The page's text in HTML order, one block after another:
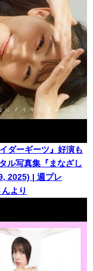
ダーギーツ』好演も
ル写真集『まなざし
2025) | 週プレ
より